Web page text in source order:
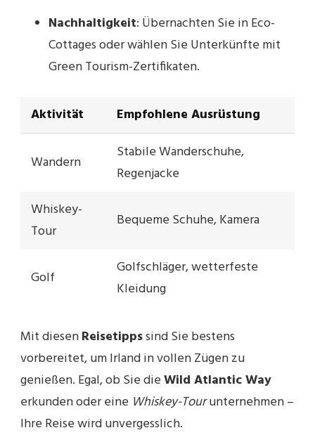
Nachhaltigkeit: Übernachten Sie in Eco-
Cottages oder wählen Sie Unterkünfte mit
Green Tourism-Zertifikaten.
Aktivität Empfohlene Ausrüstung
Wandern
Stabile Wanderschuhe,
Regenjacke
Whiskey-
Tour
Bequeme Schuhe, Kamera
Golf
Golfschläger, wetterfeste
Kleidung
Mit diesenReisetippssind Sie bestens
vorbereitet, um Irland in vollen Zügen zu
genießen. Egal, ob Sie dieWild Atlantic Way
erkunden oder eine Whiskey-Tourunternehmen –
Ihre Reise wird unvergesslich.